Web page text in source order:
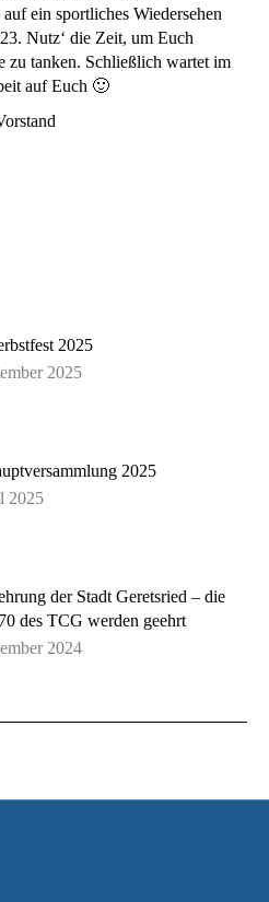
ein sportliches Wiedersehen
Nutz‘ die Zeit, um Euch
zu tanken. Schließlich wartet im
auf Euch 🙂
2025
2025
2025
2025
der Stadt Geretsried – die
des TCG werden geehrt
2024